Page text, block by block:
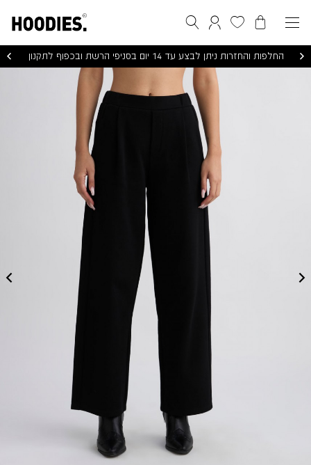
הסל שליהמועדפים שליהתחברות / הרשמה
חיפוש
החלפות והחזרות ניתן לבצע עד 14 יום בסניפי הרשת ובכפוף לתקנון
ATHENA
PANTS